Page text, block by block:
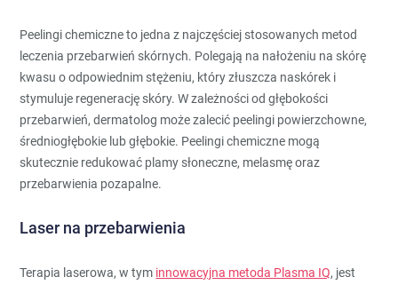
Peelingi chemiczne to jedna z najczęściej stosowanych metod
leczenia przebarwień skórnych. Polegają na nałożeniu na skórę
kwasu o odpowiednim stężeniu, który złuszcza naskórek i
stymuluje regenerację skóry. W zależności od głębokości
przebarwień, dermatolog może zalecić peelingi powierzchowne,
średniogłębokie lub głębokie. Peelingi chemiczne mogą
skutecznie redukować plamy słoneczne, melasmę oraz
przebarwienia pozapalne.
Laser na przebarwienia
Terapia laserowa, w tym innowacyjna metoda Plasma IQ, jest